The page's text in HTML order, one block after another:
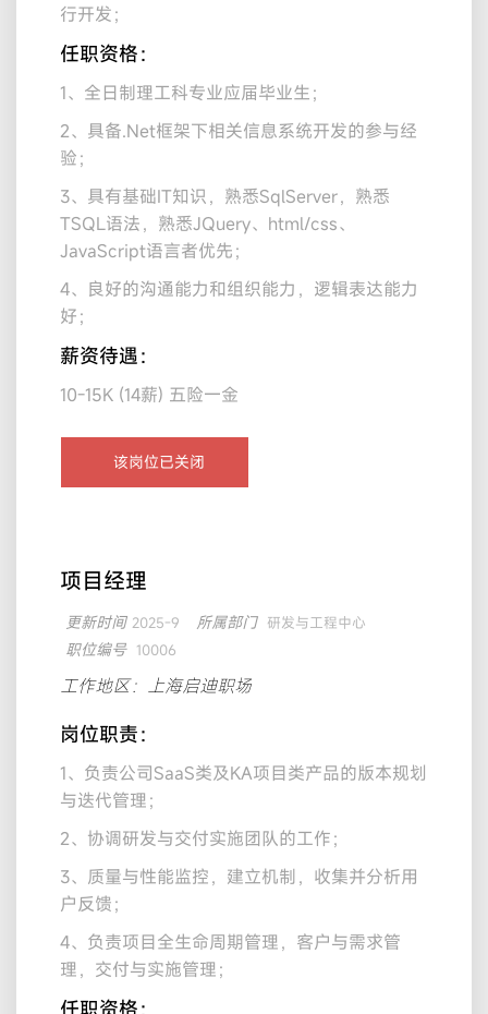
行开发；
任职资格：
1、全日制理工科专业应届毕业生；
2、具备.Net框架下相关信息系统开发的参与经
验；
3、具有基础IT知识，熟悉SqlServer，熟悉
TSQL语法，熟悉JQuery、html/css、
JavaScript语言者优先；
4、良好的沟通能力和组织能力，逻辑表达能力
好；
薪资待遇：
10-15K (14薪) 五险一金
该岗位已关闭
项目经理
更新时间 2025-9 所属部门 研发与工程中心
职位编号 10006
工作地区：上海启迪职场
岗位职责：
1、负责公司SaaS类及KA项目类产品的版本规划
与迭代管理；
2、协调研发与交付实施团队的工作；
3、质量与性能监控，建立机制，收集并分析用
户反馈；
4、负责项目全生命周期管理，客户与需求管
理，交付与实施管理；
任职资格：